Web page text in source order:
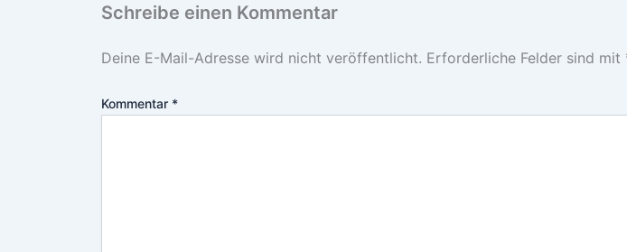
Schreibe einen Kommentar
Deine E-Mail-Adresse wird nicht veröffentlicht. Erforderliche Felder sind mit
Kommentar *